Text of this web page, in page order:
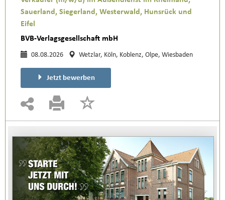
Sauerland, Siegerland, Westerwald, Hunsrück und
Eifel
BVB-Verlagsgesellschaft mbH
08.08.2026 Wetzlar, Köln, Koblenz, Olpe, Wiesbaden
Jetzt bewerben